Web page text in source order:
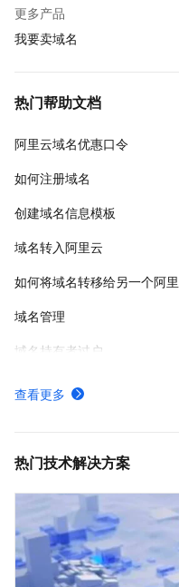
更多产品
我要卖域名
热门帮助文档
阿里云域名优惠口令
如何注册域名
创建域名信息模板
域名转入阿里云
如何将域名转移给另一个阿
域名管理
域名持有者过户
阿里云域名实名认证失败
如何给域名续费
查看更多
热门技术解决方案